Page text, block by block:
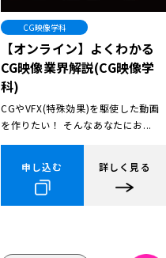
CG映像学科
【オンライン】よくわかる
CG映像業界解説(CG映像学
科)
CGやVFX(特殊効果)を駆使した動画
を作りたい！ そんなあなたにお...
申し込む 詳しく見る